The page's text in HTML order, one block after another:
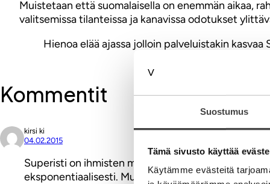
Suostumus
Tämä sivusto käyttää
Käytämme evästeitä
Muistetaan että suomalaisella on enemmän aikaa,
valitsemissa tilanteissa ja kanavissa odotukset
Hienoa elää ajassa jolloin palveluistakin
Kommentit
kirsi ki
04.02.2015
Superisti on ihmisten matka tiedon ja teknologian
eksponentiaalisesti. Muutoksen kasvu voi olla